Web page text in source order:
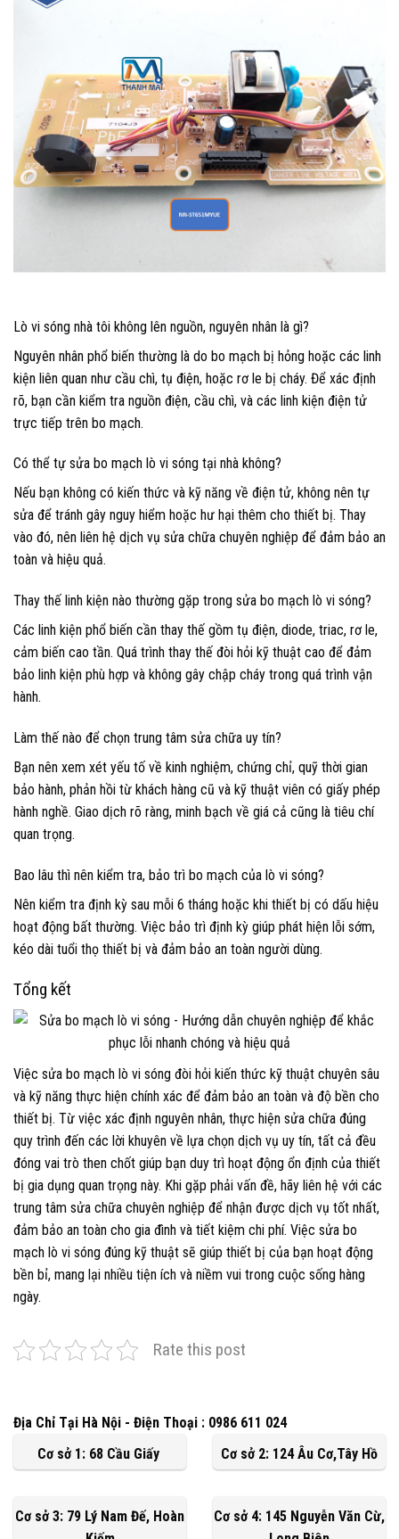
Lò vi sóng nhà tôi không lên nguồn, nguyên nhân là gì?
Nguyên nhân phổ biến thường là do bo mạch bị hỏng hoặc các linh
kiện liên quan như cầu chì, tụ điện, hoặc rơ le bị cháy. Để xác định
rõ, bạn cần kiểm tra nguồn điện, cầu chì, và các linh kiện điện tử
trực tiếp trên bo mạch.
Có thể tự sửa bo mạch lò vi sóng tại nhà không?
Nếu bạn không có kiến thức và kỹ năng về điện tử, không nên tự
sửa để tránh gây nguy hiểm hoặc hư hại thêm cho thiết bị. Thay
vào đó, nên liên hệ dịch vụ sửa chữa chuyên nghiệp để đảm bảo an
toàn và hiệu quả.
Thay thế linh kiện nào thường gặp trong sửa bo mạch lò vi sóng?
Các linh kiện phổ biến cần thay thế gồm tụ điện, diode, triac, rơ le,
cảm biến cao tần. Quá trình thay thế đòi hỏi kỹ thuật cao để đảm
bảo linh kiện phù hợp và không gây chập cháy trong quá trình vận
hành.
Làm thế nào để chọn trung tâm sửa chữa uy tín?
Bạn nên xem xét yếu tố về kinh nghiệm, chứng chỉ, quỹ thời gian
bảo hành, phản hồi từ khách hàng cũ và kỹ thuật viên có giấy phép
hành nghề. Giao dịch rõ ràng, minh bạch về giá cả cũng là tiêu chí
quan trọng.
Bao lâu thì nên kiểm tra, bảo trì bo mạch của lò vi sóng?
Nên kiểm tra định kỳ sau mỗi 6 tháng hoặc khi thiết bị có dấu hiệu
hoạt động bất thường. Việc bảo trì định kỳ giúp phát hiện lỗi sớm,
kéo dài tuổi thọ thiết bị và đảm bảo an toàn người dùng.
Tổng kết
Việc sửa bo mạch lò vi sóng đòi hỏi kiến thức kỹ thuật chuyên sâu
và kỹ năng thực hiện chính xác để đảm bảo an toàn và độ bền cho
thiết bị. Từ việc xác định nguyên nhân, thực hiện sửa chữa đúng
quy trình đến các lời khuyên về lựa chọn dịch vụ uy tín, tất cả đều
đóng vai trò then chốt giúp bạn duy trì hoạt động ổn định của thiết
bị gia dụng quan trọng này. Khi gặp phải vấn đề, hãy liên hệ với các
trung tâm sửa chữa chuyên nghiệp để nhận được dịch vụ tốt nhất,
đảm bảo an toàn cho gia đình và tiết kiệm chi phí. Việc sửa bo
mạch lò vi sóng đúng kỹ thuật sẽ giúp thiết bị của bạn hoạt động
bền bỉ, mang lại nhiều tiện ích và niềm vui trong cuộc sống hàng
ngày.
Rate this post
Địa Chỉ Tại Hà Nội - Điện Thoại : 0986 611 024
Cơ sở 1: 68 Cầu Giấy
Cơ sở 2: 124 Âu Cơ,Tây Hồ
Cơ sở 3: 79 Lý Nam Đế, Hoàn
Cơ sở 4: 145 Nguyễn Văn Cừ,